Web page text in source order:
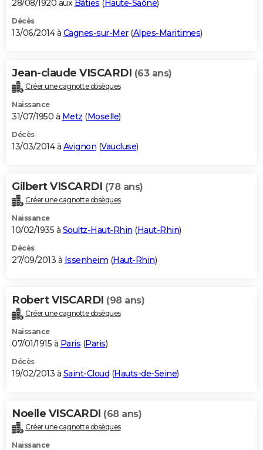
28/08/1920 aux Bâties ( Haute-Saône)
Décès
13/06/2014 à Cagnes-sur-Mer(Alpes-Maritimes)
Jean-claude VISCARDI (63 ans)
Créer une cagnotte obsèques
Naissance
31/07/1950 à Metz (Moselle)
Décès
13/03/2014 à Avignon (Vaucluse)
Gilbert VISCARDI (78 ans)
Créer une cagnotte obsèques
Naissance
10/02/1935 à Soultz-Haut-Rhin (Haut-Rhin)
Décès
27/09/2013 à Issenheim (Haut-Rhin)
Robert VISCARDI (98 ans)
Créer une cagnotte obsèques
Naissance
07/01/1915 à Paris (Paris)
Décès
19/02/2013 à Saint-Cloud (Hauts-de-Seine)
Noelle VISCARDI (68 ans)
Créer une cagnotte obsèques
Naissance